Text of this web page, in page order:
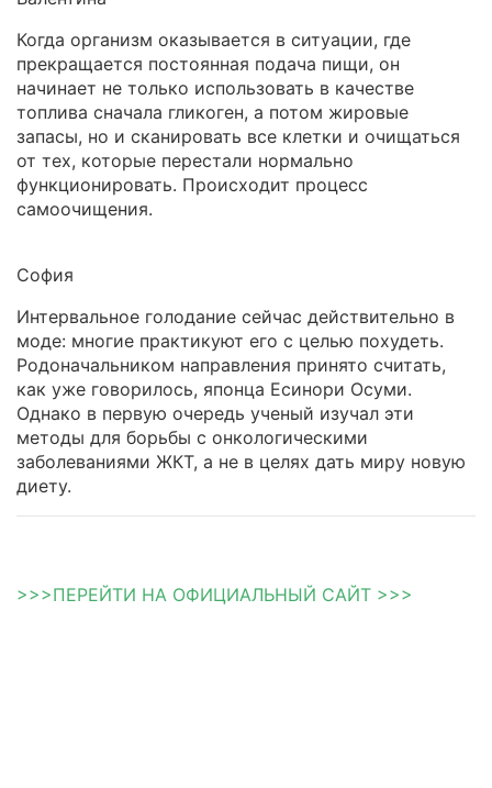
Когда организм оказывается в ситуации, где
прекращается постоянная подача пищи, он
начинает не только использовать в качестве
топлива сначала гликоген, а потом жировые
запасы, но и сканировать все клетки и очищаться
от тех, которые перестали нормально
функционировать. Происходит процесс
самоочищения.
София
Интервальное голодание сейчас действительно в
моде: многие практикуют его с целью похудеть.
Родоначальником направления принято считать,
как уже говорилось, японца Есинори Осуми.
Однако в первую очередь ученый изучал эти
методы для борьбы с онкологическими
заболеваниями ЖКТ, а не в целях дать миру новую
диету.
>>>ПЕРЕЙТИ НА ОФИЦИАЛЬНЫЙ САЙТ >>>